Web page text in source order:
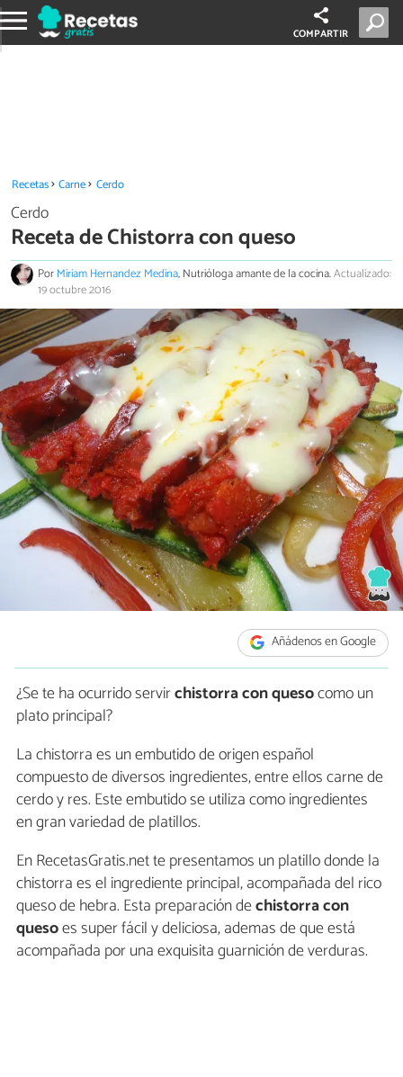
COMPARTIR
Recetas Carne Cerdo
Cerdo
Receta de Chistorra con queso
PorMiriam Hernandez Medina, Nutrióloga amante de la cocina.Actualizado:
19 octubre 2016
Añádenos en Google
¿Se te ha ocurrido servirchistorra con quesocomo un
plato principal?
La chistorra es un embutido de origen español
compuesto de diversos ingredientes, entre ellos carne de
cerdo y res. Este embutido se utiliza como ingredientes
en gran variedad de platillos.
En RecetasGratis.net te presentamos un platillo donde la
chistorra es el ingrediente principal, acompañada del rico
queso de hebra. Esta preparación dechistorra con
quesoes super fácil y deliciosa, ademas de que está
acompañada por una exquisita guarnición de verduras.